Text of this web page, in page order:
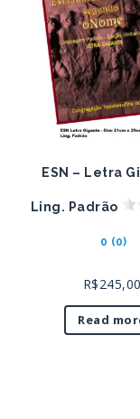
ESN – Letra
Ling. Padrão
0 (0)
R$245,00
Read